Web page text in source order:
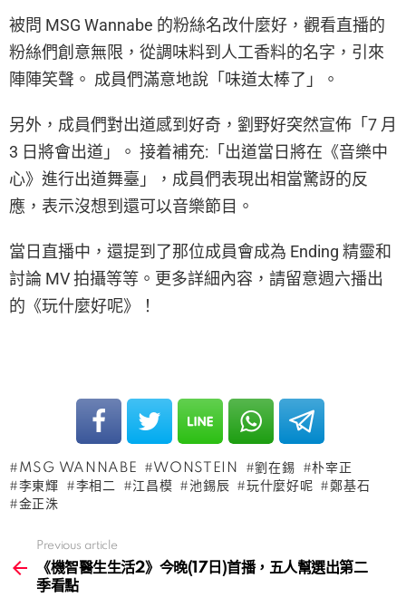
被問 MSG Wannabe 的粉絲名改什麼好，觀看直播的
粉絲們創意無限，從調味料到人工香料的名字，引來
陣陣笑聲。 成員們滿意地說「味道太棒了」。
另外，成員們對出道感到好奇，劉野好突然宣佈「7 月
3 日將會出道」。 接着補充:「出道當日將在《音樂中
心》進行出道舞臺」，成員們表現出相當驚訝的反
應，表示沒想到還可以音樂節目。
當日直播中，還提到了那位成員會成為 Ending 精靈和
討論 MV 拍攝等等。更多詳細內容，請留意週六播出
的《玩什麼好呢》！
MSG WANNABE WONSTEIN 劉在錫
朴宰正
李東輝
李相二 江昌模 池錫辰 玩什麼好呢
鄭基石
金正洙
more
Previous article
《機智醫生生活2》今晚(17日)首播，五人幫選出第二
季看點